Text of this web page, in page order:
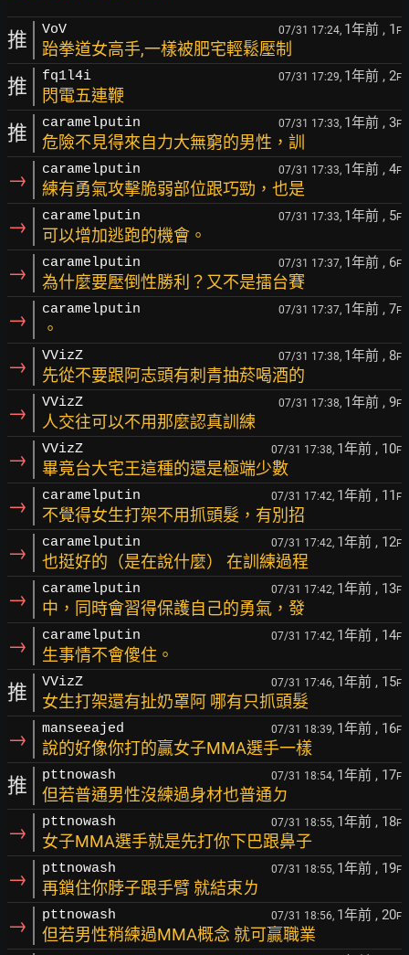
推 VoV 07/31 17:24, 1年前 , 1 F
跆拳道女高手,一樣被肥宅輕鬆壓制
推 fq1l4i 07/31 17:29, 1年前 , 2F
閃電五連鞭
推 caramelputin 07/31 17:33, 1年前 , 3F
危險不見得來自力大無窮的男性，訓
→ caramelputin 07/31 17:33, 1年前 , 4F
練有勇氣攻擊脆弱部位跟巧勁，也是
→ caramelputin 07/31 17:33, 1年前 , 5F
可以增加逃跑的機會。
→ caramelputin 07/31 17:37, 1年前 , 6F
為什麼要壓倒性勝利？又不是擂台賽
→ caramelputin 07/31 17:37, 1年前 , 7F
。
→ VVizZ 07/31 17:38, 1年前 , 8F
先從不要跟阿志頭有刺青抽菸喝酒的
→ VVizZ 07/31 17:38, 1年前 , 9F
人交往可以不用那麼認真訓練
→ VVizZ 07/31 17:38, 1年前 , 10F
畢竟台大宅王這種的還是極端少數
→ caramelputin 07/31 17:42, 1年前 , 11 F
不覺得女生打架不用抓頭髮，有別招
→ caramelputin 07/31 17:42, 1年前 , 12F
也挺好的（是在說什麼） 在訓練過程
→ caramelputin 07/31 17:42, 1年前 , 13F
中，同時會習得保護自己的勇氣，發
→ caramelputin 07/31 17:42, 1年前 , 14F
生事情不會傻住。
推 VVizZ 07/31 17:46, 1年前 , 15F
女生打架還有扯奶罩阿 哪有只抓頭髮
→ manseeajed 07/31 18:39, 1年前 , 16F
說的好像你打的贏女子MMA選手一樣
推 pttnowash 07/31 18:54, 1年前 , 17F
但若普通男性沒練過身材也普通ㄉ
→ pttnowash 07/31 18:55, 1年前 , 18F
女子MMA選手就是先打你下巴跟鼻子
→ pttnowash 07/31 18:55, 1年前 , 19F
再鎖住你脖子跟手臂 就結束ㄌ
→ pttnowash 07/31 18:56, 1年前 , 20F
但若男性稍練過MMA概念 就可贏職業